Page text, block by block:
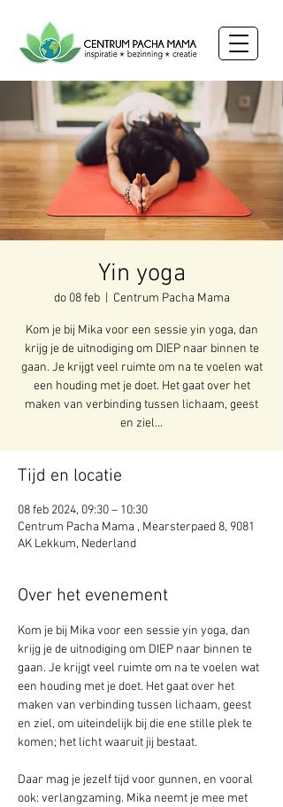
Yin yoga
do 08 feb
  |
Centrum Pacha Mama
Kom je bij Mika voor een sessie yin yoga, dan
krijg je de uitnodiging om DIEP naar binnen te
gaan. Je krijgt veel ruimte om na te voelen wat
een houding met je doet. Het gaat over het
maken van verbinding tussen lichaam, geest
en ziel...
Tijd en locatie
08 feb 2024, 09:30 – 10:30
Centrum Pacha Mama , Mearsterpaed 8, 9081
AK Lekkum, Nederland
Over het evenement
Kom je bij Mika voor een sessie yin yoga, dan
krijg je de uitnodiging om DIEP naar binnen te
gaan. Je krijgt veel ruimte om na te voelen wat
een houding met je doet. Het gaat over het
maken van verbinding tussen lichaam, geest
en ziel, om uiteindelijk bij die ene stille plek te
komen; het licht waaruit jij bestaat.
Daar mag je jezelf tijd voor gunnen, en vooral
ook: verlangzaming. Mika neemt je mee met